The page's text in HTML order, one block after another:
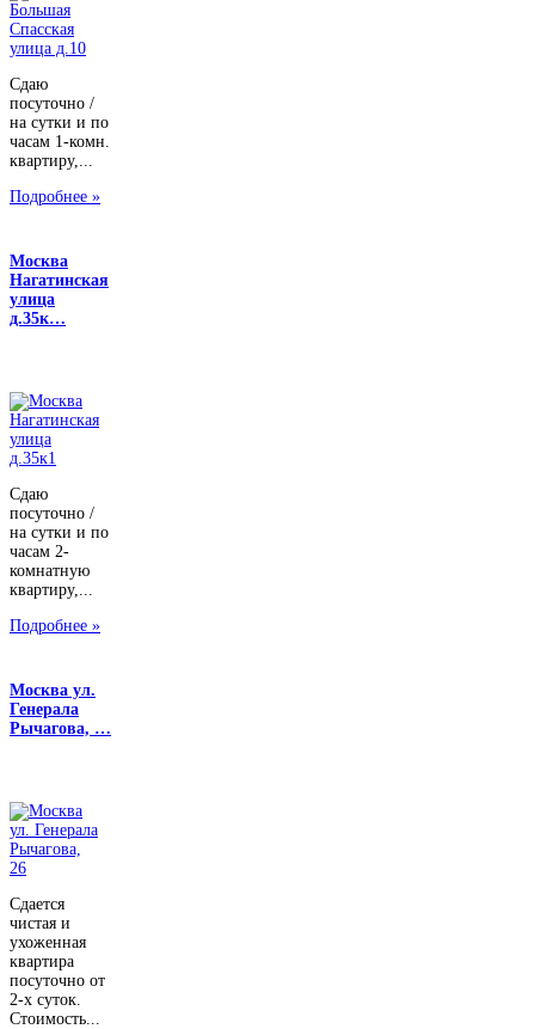
Сдаю
посуточно /
на сутки и по
часам 1-комн.
квартиру,...
Подробнее »
Москва
Нагатинская
улица
д.35к…
Сдаю
посуточно /
на сутки и по
часам 2-
комнатную
квартиру,...
Подробнее »
Москва ул.
Генерала
Рычагова, …
Сдается
чистая и
ухоженная
квартира
посуточно от
2-х суток.
Стоимость...